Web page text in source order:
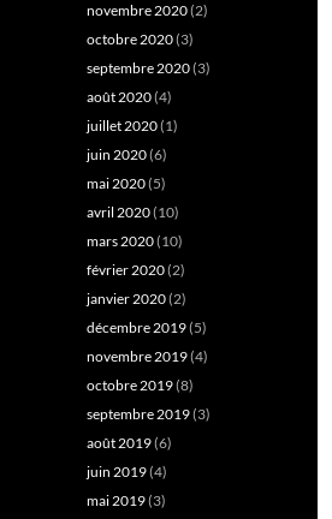
novembre 2020(2)
octobre 2020(3)
septembre 2020(3)
août 2020(4)
juillet 2020(1)
juin 2020(6)
mai 2020(5)
avril 2020(10)
mars 2020(10)
février 2020(2)
janvier 2020(2)
décembre 2019(5)
novembre 2019(4)
octobre 2019(8)
septembre 2019(3)
août 2019(6)
juin 2019(4)
mai 2019(3)